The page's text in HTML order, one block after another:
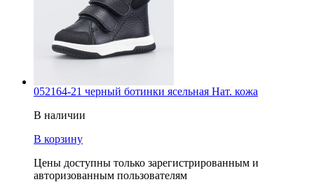
052164-21 черный ботинки ясельная Нат. кожа
В наличии
В корзину
Цены доступны только зарегистрированным и
авторизованным пользователям